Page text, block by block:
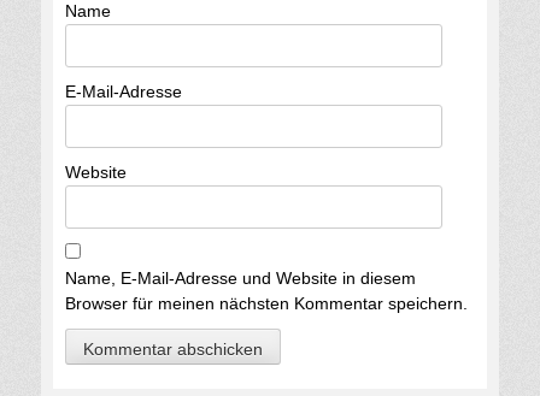
Name
E-Mail-Adresse
Website
Name, E-Mail-Adresse und Website in diesem
Browser für meinen nächsten Kommentar speichern.